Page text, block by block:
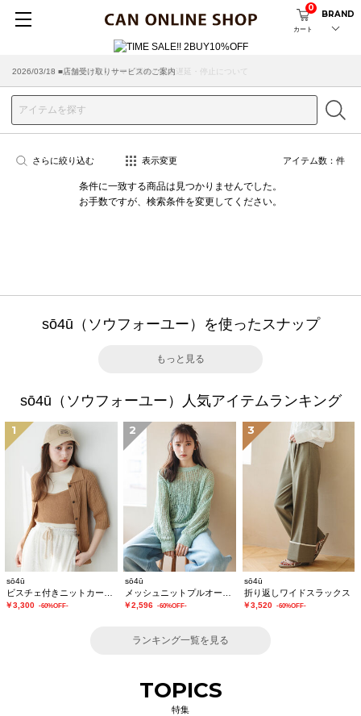
カート
0
BRAND
2026/07/29 ■【お知らせ】ヤマト運輸の配送遅延・停止について
2026/03/18 ■店舗受け取りサービスのご案内
さらに絞り込む 表示変更 アイテム数： 件
条件に一致する商品は見つかりませんでした。
お手数ですが、検索条件を変更してください。
sō4ū（ソウフォーユー）を使ったスナップ
もっと見る
sō4ū（ソウフォーユー）人気アイテムランキング
1
sō4ū
￥3,300 -60%OFF-
2
sō4ū
￥2,596 -60%OFF-
3
sō4ū
折り返しワイドスラックス
￥3,520 -60%OFF-
ランキング一覧を見る
TOPICS
特集